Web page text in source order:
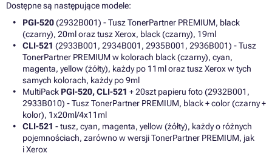
Dostępne są następujące modele:
PGI-520(2932B001) - Tusz TonerPartner PREMIUM, black
(czarny), 20ml oraz tusz Xerox, black (czarny), 19ml
CLI-521 (2933B001, 2934B001, 2935B001, 2936B001) - Tusz
TonerPartner PREMIUM w kolorach black (czarny), cyan,
magenta, yellow (żółty), każdy po 11ml oraz tusz Xerox w tych
samych kolorach, każdy po 9ml
MultiPack PGI-520, CLI-521 + 20szt papieru foto (2932B001,
2933B010) - Tusz TonerPartner PREMIUM, black + color (czarny +
kolor), 1x20ml/4x11ml
CLI-521 - tusz, cyan, magenta, yellow (żółty), każdy o różnych
pojemnościach, zarówno w wersji TonerPartner PREMIUM, jak
i Xerox